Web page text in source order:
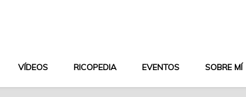
VÍDEOS RICOPEDIA EVENTOS SOBRE MÍ